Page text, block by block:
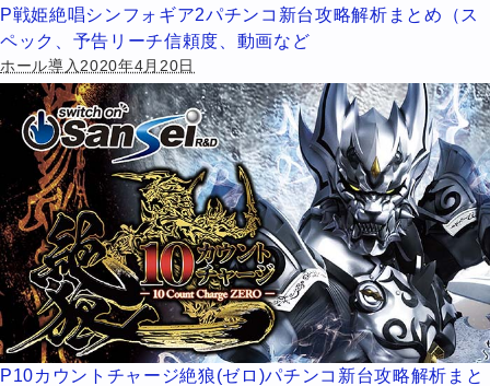
P戦姫絶唱シンフォギア2パチンコ新台攻略解析まとめ（ス
ペック、予告リーチ信頼度、動画など
ホール導入2020年4月20日
P10カウントチャージ絶狼(ゼロ)パチンコ新台攻略解析まと